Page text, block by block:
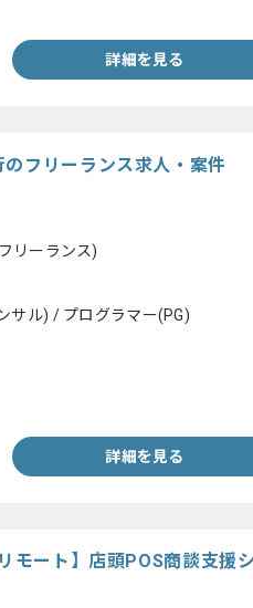
詳細を見る
のフリーランス求人・案件
リーランス)
サル) / プログラマー(PG)
詳細を見る
モート】店頭POS商談支援